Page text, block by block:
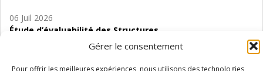
Gérer le consentement
Pour offrir les meilleures expériences, nous utilisons des technologies
06 Juil 2026
Étude d’évaluabilité des Structures
d’accompagnement à l’autocréation d’emploi (SAACE)
01 Juil 2026